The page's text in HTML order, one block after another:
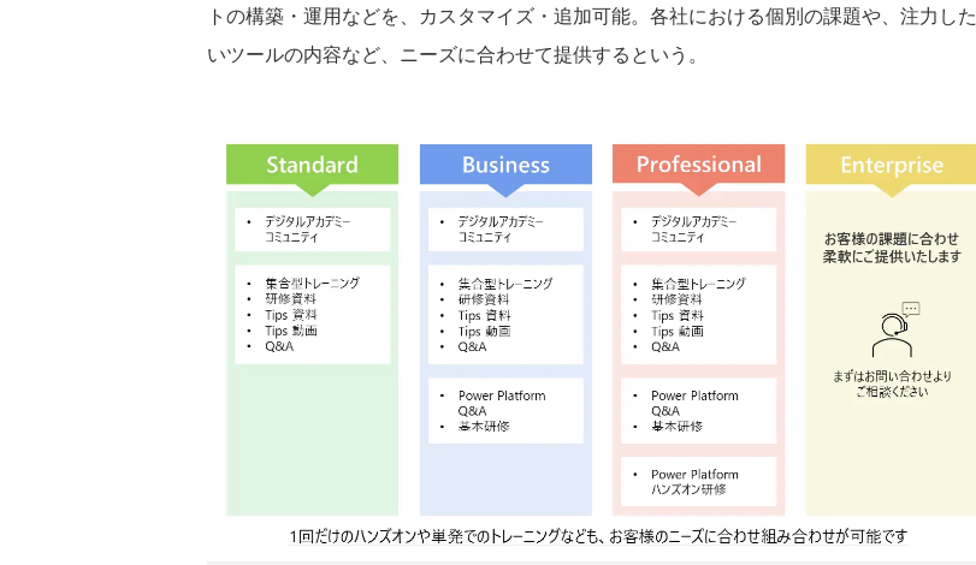
トの構築・運用などを、カスタマイズ・追加可能。各社における個別の課題や、注力した
いツールの内容など、ニーズに合わせて提供するという。